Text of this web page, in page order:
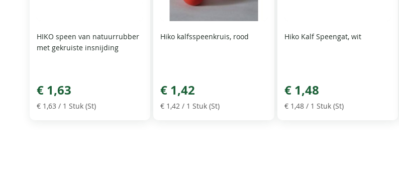
HIKO speen van natuurrubber
met gekruiste insnijding
€ 1,63
€ 1,63 / 1 Stuk (St)
Hiko kalfsspeenkruis, rood
€ 1,42
€ 1,42 / 1 Stuk (St)
Hiko Kalf Speengat, wit
€ 1,48
€ 1,48/ 1 Stuk (St)